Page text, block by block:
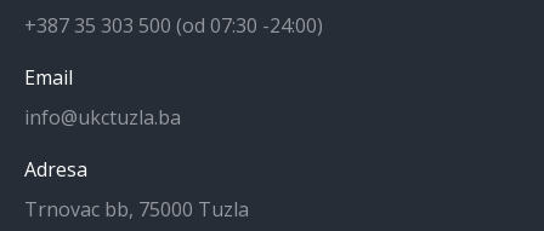
+387 35 303 500 (od 07:30 -24:00)
Email
info@ukctuzla.ba
Adresa
Trnovac bb, 75000 Tuzla